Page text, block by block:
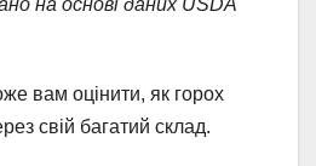
вам оцінити, як горох
свій багатий склад.